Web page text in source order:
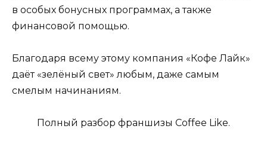
в особых бонусных программах, а также
финансовой помощью.
Благодаря всему этому компания «Кофе Лайк»
даёт «зелёный свет» любым, даже самым
смелым начинаниям.
Полный разбор франшизы Coffee Like.